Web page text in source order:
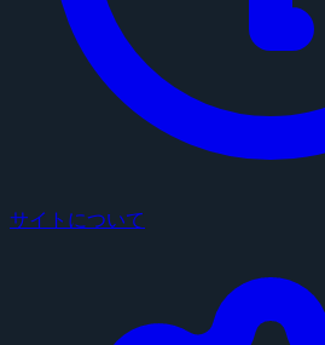
サイトについて